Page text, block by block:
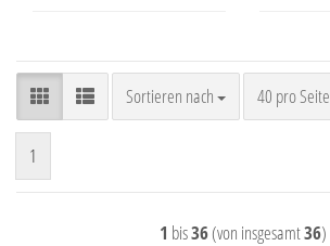
Sortieren nach
Sortieren nach 40 pro Seite
pro Seite
1
1 bis36(von insgesamt36)